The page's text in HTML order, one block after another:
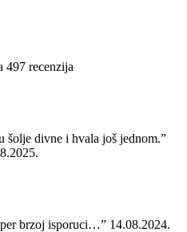
497 recenzija
šolje divne i hvala još jednom.”
brzoj isporuci…” 14.08.2024.